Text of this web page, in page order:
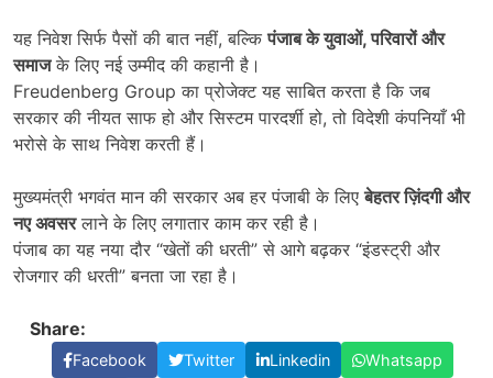
यह निवेश सिर्फ पैसों की बात नहीं, बल्किपंजाब के युवाओं,परिवारों और
समाजके लिए नई उम्मीद की कहानी है।
Freudenberg Group का प्रोजेक्ट यह साबित करता है कि जब
सरकार की नीयत साफ हो और सिस्टम पारदर्शी हो, तो विदेशी कंपनियाँ भी
भरोसे के साथ निवेश करती हैं।
मुख्यमंत्री भगवंत मान की सरकार अब हर पंजाबी के लिएबेहतर ज़िंदगी और
नए अवसरलाने के लिए लगातार काम कर रही है।
पंजाब का यह नया दौर “खेतों की धरती” से आगे बढ़कर “इंडस्ट्री और
रोजगार की धरती” बनता जा रहा है।
Share:
Facebook Twitter Linkedin
Whatsapp